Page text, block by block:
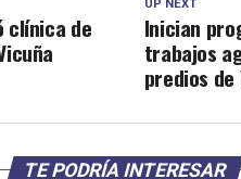
UP NEXT
Inician
trabajos
predios de
clínica de
TE PODRÍA INTERESAR